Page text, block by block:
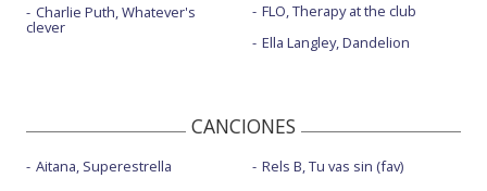
Charlie Puth, Whatever's
clever
FLO, Therapy at the club
Ella Langley, Dandelion
CANCIONES
Aitana, Superestrella Rels B, Tu vas sin (fav)